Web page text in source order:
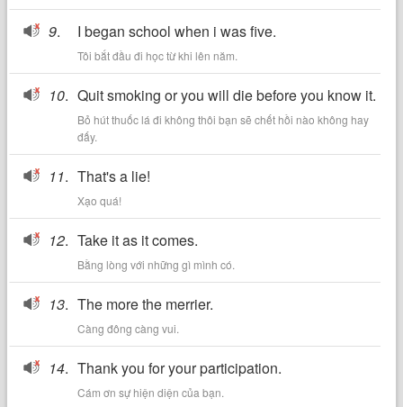
9. I began school when i was five.
Tôi bắt đầu đi học từ khi lên năm.
10. Quit smoking or you will die before you know it.
Bỏ hút thuốc lá đi không thôi bạn sẽ chết hồi nào không hay
đấy.
11. That's a lie!
Xạo quá!
12. Take it as it comes.
Bằng lòng với những gì mình có.
13. The more the merrier.
Càng đông càng vui.
14. Thank you for your participation.
Cám ơn sự hiện diện của bạn.